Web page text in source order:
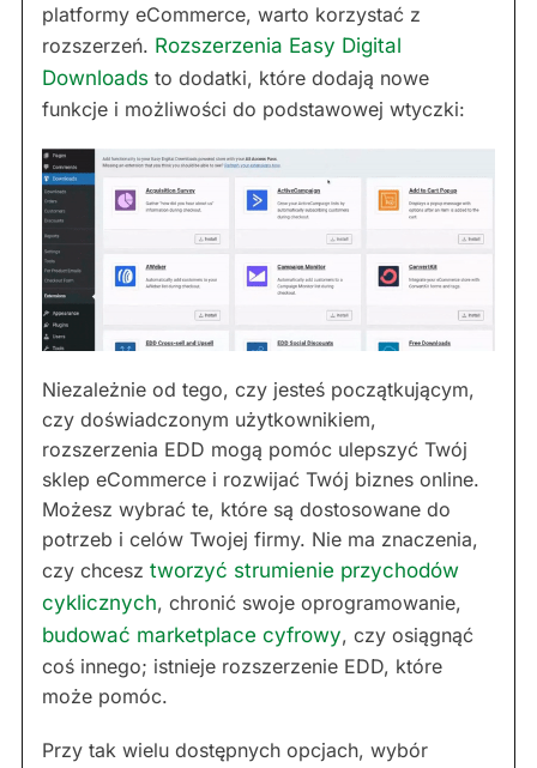
platformy eCommerce, warto korzystać z
rozszerzeń. Rozszerzenia Easy Digital
Downloads to dodatki, które dodają nowe
funkcje i możliwości do podstawowej wtyczki:
Niezależnie od tego, czy jesteś początkującym,
czy doświadczonym użytkownikiem,
rozszerzenia EDD mogą pomóc ulepszyć Twój
sklep eCommerce i rozwijać Twój biznes online.
Możesz wybrać te, które są dostosowane do
potrzeb i celów Twojej firmy. Nie ma znaczenia,
czy chcesz tworzyć strumienie przychodów
cyklicznych, chronić swoje oprogramowanie,
budować marketplace cyfrowy, czy osiągnąć
coś innego; istnieje rozszerzenie EDD, które
może pomóc.
Przy tak wielu dostępnych opcjach, wybór